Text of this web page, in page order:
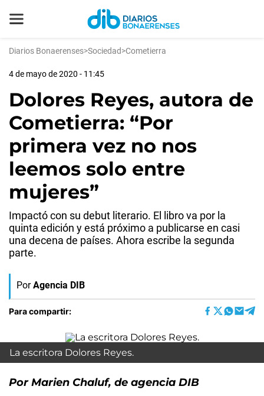
Diarios Bonaerenses>Sociedad>Cometierra
4 de mayo de 2020 - 11:45
Dolores Reyes, autora de
Cometierra: “Por
primera vez no nos
leemos solo entre
mujeres”
Impactó con su debut literario. El libro va por la
quinta edición y está próximo a publicarse en casi
una decena de países. Ahora escribe la segunda
parte.
Por Agencia DIB
Para compartir:
La escritora Dolores Reyes.
Por Marien Chaluf, de agencia DIB